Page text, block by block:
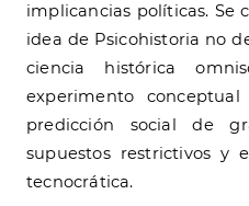
implicancias políticas. Se
idea de Psicohistoria no
ciencia histórica
experimento
predicción social de
supuestos restrictivos y
tecnocrática.